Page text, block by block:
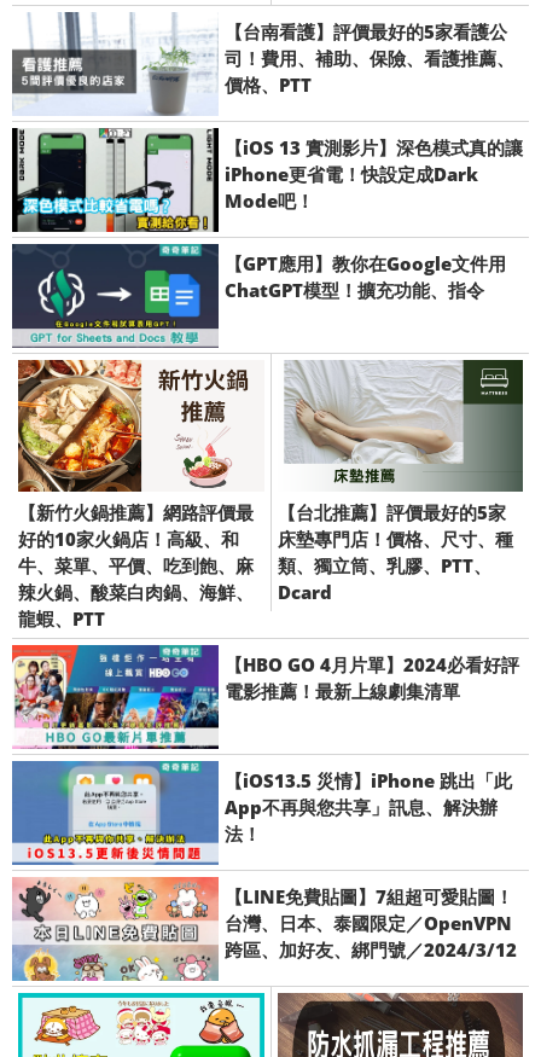
【台南看護】評價最好的5家看護公
司！費用、補助、保險、看護推薦、
價格、PTT
【iOS 13 實測影片】深色模式真的讓
iPhone更省電！快設定成Dark
Mode吧！
【GPT應用】教你在Google文件用
ChatGPT模型！擴充功能、指令
【新竹火鍋推薦】網路評價最
好的10家火鍋店！高級、和
牛、菜單、平價、吃到飽、麻
辣火鍋、酸菜白肉鍋、海鮮、
龍蝦、PTT
【台北推薦】評價最好的5家
床墊專門店！價格、尺寸、種
類、獨立筒、乳膠、PTT、
Dcard
【HBO GO 4月片單】2024必看好評
電影推薦！最新上線劇集清單
【iOS13.5 災情】iPhone 跳出「此
App不再與您共享」訊息、解決辦
法！
【LINE免費貼圖】7組超可愛貼圖！
台灣、日本、泰國限定／OpenVPN
跨區、加好友、綁門號／2024/3/12